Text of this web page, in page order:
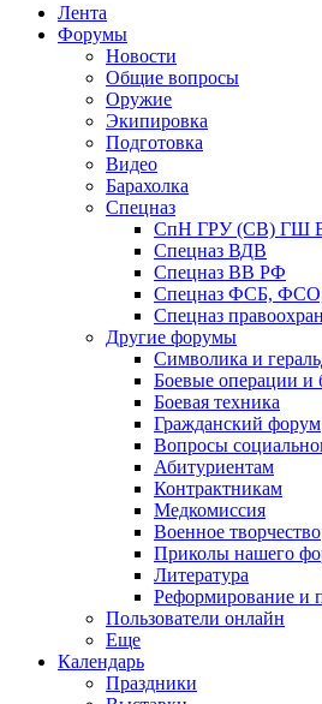
Лента
Форумы
Новости
Общие вопросы
Оружие
Экипировка
Подготовка
Видео
Барахолка
Спецназ
СпН ГРУ (СВ) ГШ
Спецназ ВДВ
Спецназ ВВ РФ
Спецназ ФСБ,
Спецназ
Другие форумы
Символика и
Боевые операции и
Боевая техника
Гражданский форум
Вопросы
Абитуриентам
Контрактникам
Медкомиссия
Военное творчество
Приколы нашего
Литература
Реформирование и
Пользователи онлайн
Еще
Календарь
Праздники